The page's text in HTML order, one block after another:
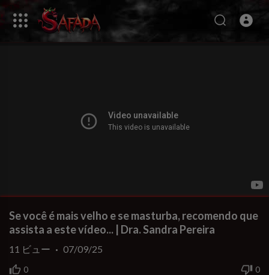
Se você é mais velho e se masturba, recomendo que
assista a este vídeo... | Dra. Sandra Pereira
0 0
11 ビュー · 07/09/25